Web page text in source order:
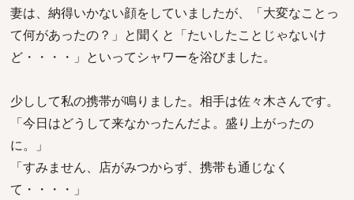
妻は、納得いかない顔をしていましたが、「大変なことっ
て何があったの？」と聞くと「たいしたことじゃないけ
ど・・・・」といってシャワーを浴びました。
少しして私の携帯が鳴りました。相手は佐々木さんです。
「今日はどうして来なかったんだよ。盛り上がったの
に。」
「すみません、店がみつからず、携帯も通じなく
て・・・・」